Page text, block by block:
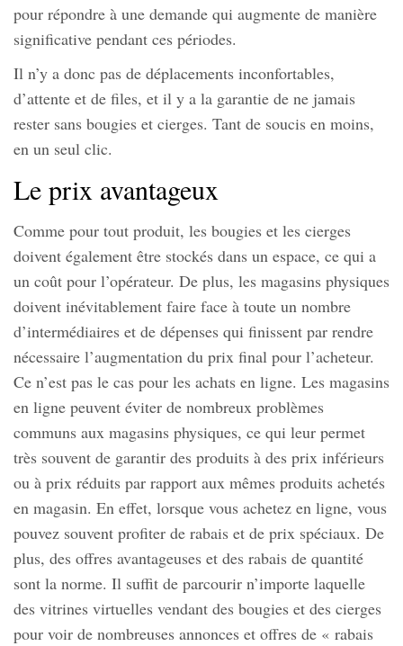
pour répondre à une demande qui augmente de manière
significative pendant ces périodes.
Il n’y a donc pas de déplacements inconfortables,
d’attente et de files, et il y a la garantie de ne jamais
rester sans bougies et cierges. Tant de soucis en moins,
en un seul clic.
Le prix avantageux
Comme pour tout produit, les bougies et les cierges
doivent également être stockés dans un espace, ce qui a
un coût pour l’opérateur. De plus, les magasins physiques
doivent inévitablement faire face à toute un nombre
d’intermédiaires et de dépenses qui finissent par rendre
nécessaire l’augmentation du prix final pour l’acheteur.
Ce n’est pas le cas pour les achats en ligne. Les magasins
en ligne peuvent éviter de nombreux problèmes
communs aux magasins physiques, ce qui leur permet
très souvent de garantir des produits à des prix inférieurs
ou à prix réduits par rapport aux mêmes produits achetés
en magasin. En effet, lorsque vous achetez en ligne, vous
pouvez souvent profiter de rabais et de prix spéciaux. De
plus, des offres avantageuses et des rabais de quantité
sont la norme. Il suffit de parcourir n’importe laquelle
des vitrines virtuelles vendant des bougies et des cierges
pour voir de nombreuses annonces et offres de « rabais